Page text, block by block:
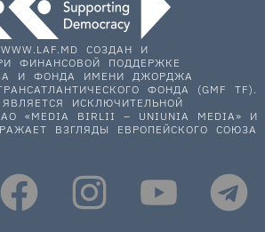
СОЗДАН И
ФИНАНСОВОЙ ПОДДЕРЖКЕ
И ФОНДА ИМЕНИ ДЖОРДЖА
ФОНДА (GMF TF).
ИСКЛЮЧИТЕЛЬНОЙ
«MEDIA BIRLII – UNIUNIA MEDIA» И
ВЗГЛЯДЫ ЕВРОПЕЙСКОГО СОЮЗА